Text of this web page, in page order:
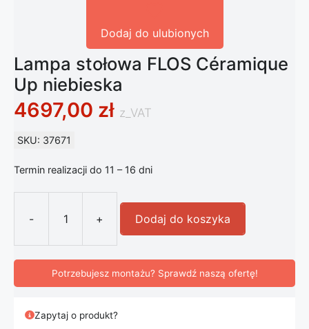
Dodaj do ulubionych
Lampa stołowa FLOS Céramique
Up niebieska
4697,00 zł z_VAT
SKU: 37671
Termin realizacji do 11 – 16 dni
-
ilość Lampa stołowa FLOS
+ Dodaj do koszyka
Potrzebujesz montażu? Sprawdź naszą ofertę!
Zapytaj o produkt?